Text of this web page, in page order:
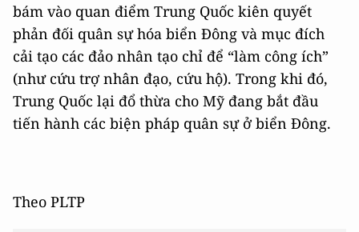
bám vào quan điểm Trung Quốc kiên quyết
phản đối quân sự hóa biển Đông và mục đích
cải tạo các đảo nhân tạo chỉ để “làm công ích”
(như cứu trợ nhân đạo, cứu hộ). Trong khi đó,
Trung Quốc lại đổ thừa cho Mỹ đang bắt đầu
tiến hành các biện pháp quân sự ở biển Đông.
Theo PLTP